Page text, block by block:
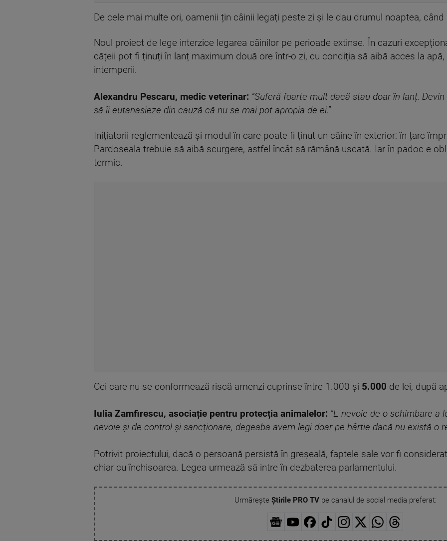
De cele mai multe ori, oamenii țin câinii legați peste zi și le dau drumul noaptea, când
Noul proiect de lege interzice legarea câinilor pe perioade extinse. În cazuri
cățeii pot fi ținuți în lanț maximum două ore într-o zi, cu condiția să aibă acces la
intemperii.
Alexandru Pescaru, medic veterinar: ”Suferă foarte mult dacă stau doar în lanț.
să îi eutanasieze din cauză că nu se mai pot apropia de ei.”
Inițiatorii reglementează și modul în care poate fi ținut un câine în exterior: în țarc
Pardoseala trebuie să aibă scurgere, astfel încât să rămână uscată. Iar în padoc e
termic.
Cei care nu se conformează riscă amenzi cuprinse între 1.000 și 5.000 de lei, după
Iulia Zamfirescu, asociație pentru protecția animalelor: ”E nevoie de o schimbare a
nevoie și de control și sancționare, degeaba avem legi doar pe hârtie dacă nu există o
Potrivit proiectului, dacă o persoană persistă în greșeală, faptele sale vor fi
chiar cu închisoarea. Legea urmează să intre în dezbaterea parlamentului.
Urmărește Știrile PRO TVpe canalul de social media preferat: